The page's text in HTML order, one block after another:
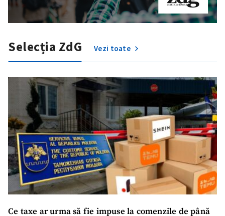
Trimite o informație
Despre ZdG
in English
Selecția ZdG Vezi toate
Ce taxe ar urma să fie impuse la comenzile de până